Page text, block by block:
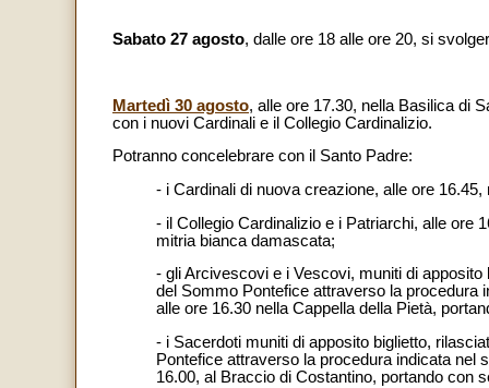
Sabato 27 agosto, dalle ore 18 alle ore 20, si
Martedì 30 agosto, alle ore 17.30, nella Basilica di
con i nuovi Cardinali e il Collegio Cardinalizio.
Potranno concelebrare con il Santo Padre:
- i Cardinali di nuova creazione, alle ore
- il Collegio Cardinalizio e i Patriarchi, alle ore
mitria bianca damascata;
- gli Arcivescovi e i Vescovi, muniti di apposito
del Sommo Pontefice attraverso la procedura
alle ore 16.30 nella Cappella della Pietà,
- i Sacerdoti muniti di apposito biglietto,
Pontefice attraverso la procedura indicata nel
16.00, al Braccio di Costantino, portando con